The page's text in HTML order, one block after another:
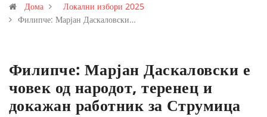
Дома
Локални избори 2025
Филипче: Марјан Даскаловски…
Филипче: Марјан Даскаловски е
човек од народот, теренец и
докажан работник за Струмица